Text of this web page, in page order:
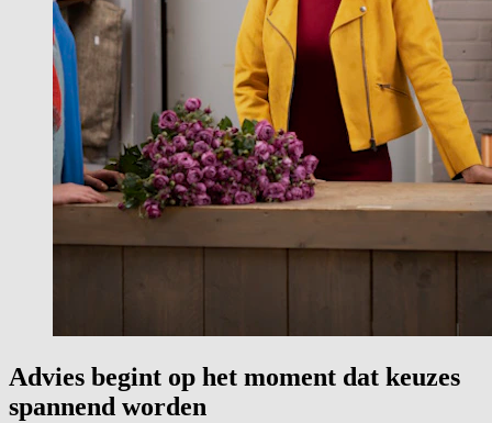
Advies begint op het moment dat keuzes
spannend worden